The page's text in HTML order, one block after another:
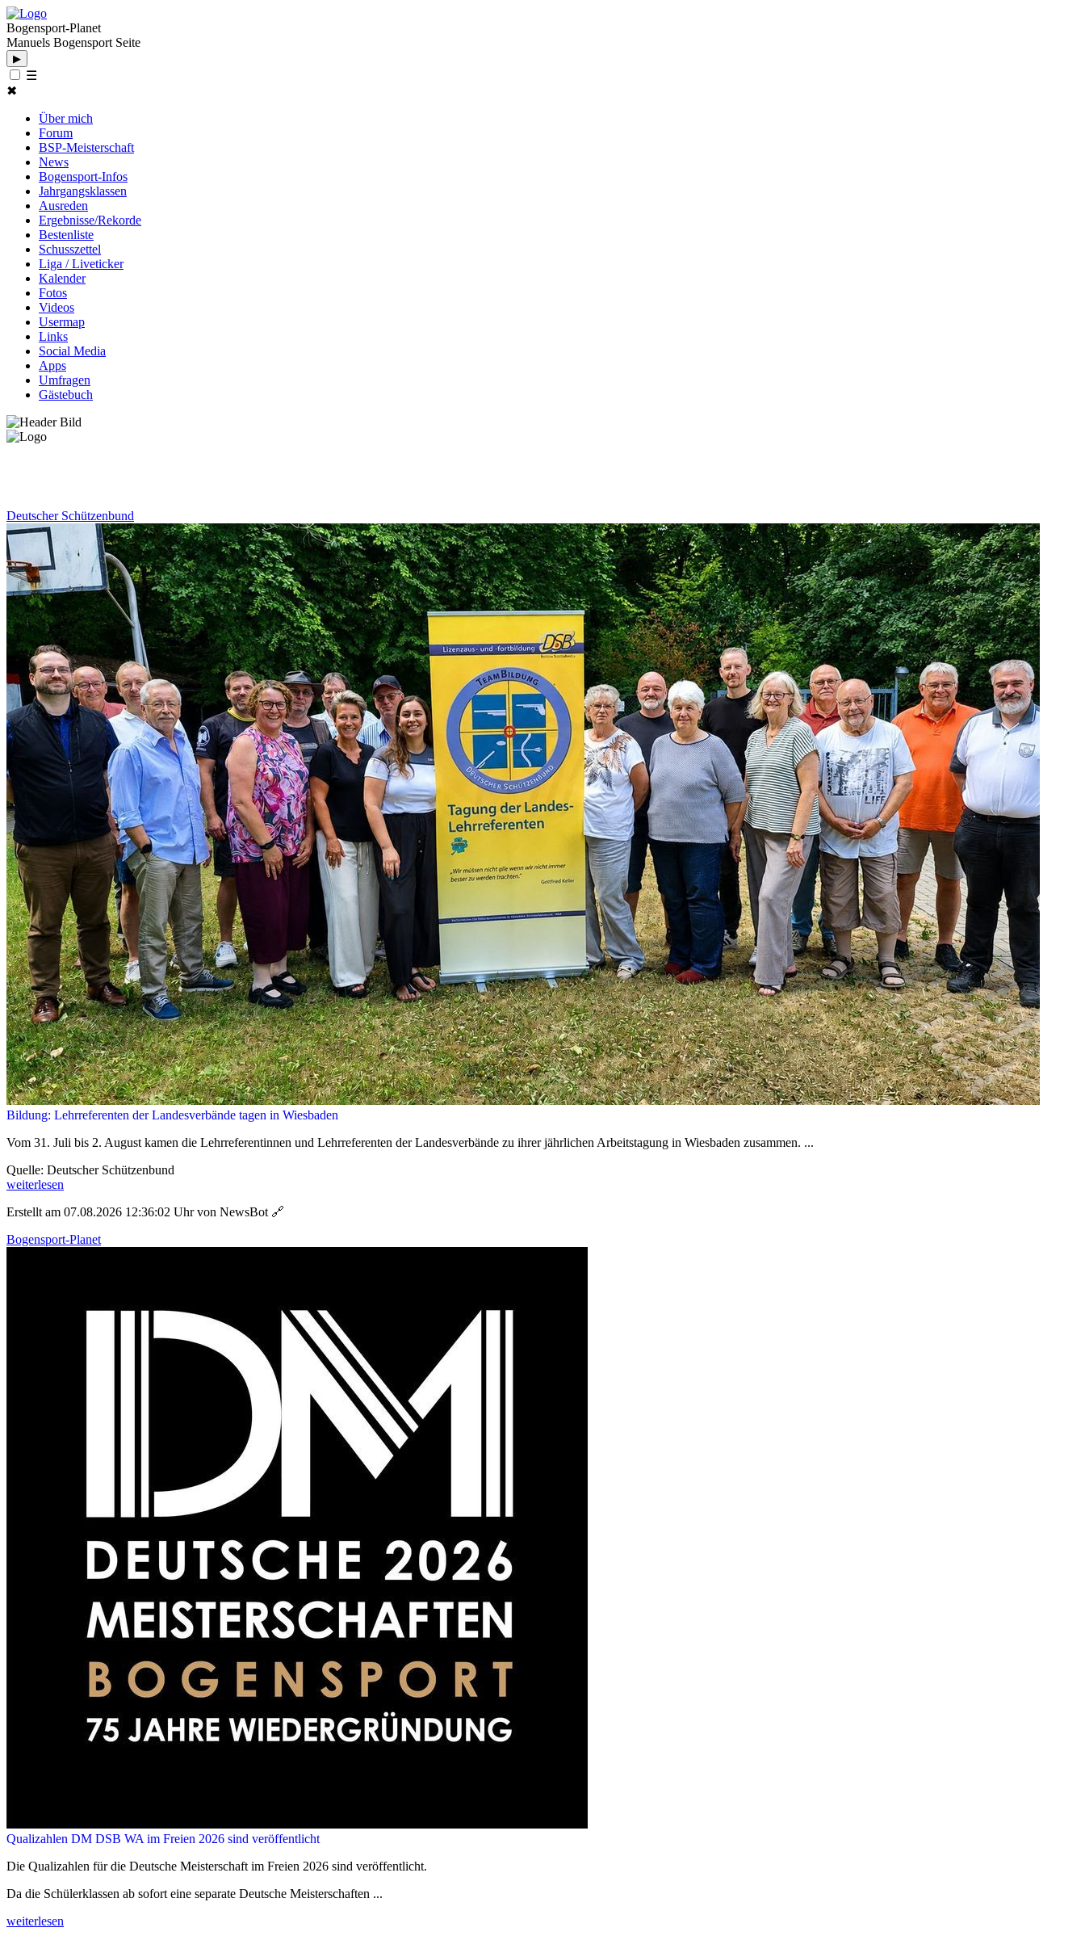
Bogensport-Planet
Manuels Bogensport Seite
▶
☰
✖
Über mich
Forum
BSP-Meisterschaft
News
Bogensport-Infos
Jahrgangsklassen
Ausreden
Ergebnisse/Rekorde
Bestenliste
Schusszettel
Liga / Liveticker
Kalender
Fotos
Videos
Usermap
Links
Social Media
Apps
Umfragen
Gästebuch
Deutscher Schützenbund
Bildung: Lehrreferenten der Landesverbände tagen in Wiesbaden
Vom 31. Juli bis 2. August kamen die Lehrreferentinnen und Lehrreferenten der Landesverbände zu ihrer jährlichen Arbeitstagung in Wiesbaden zusammen. ...
Quelle: Deutscher Schützenbund
weiterlesen
Erstellt am 07.08.2026 12:36:02 Uhr von NewsBot 🔗
Bogensport-Planet
Qualizahlen DM DSB WA im Freien 2026 sind veröffentlicht
Die Qualizahlen für die Deutsche Meisterschaft im Freien 2026 sind veröffentlicht.
Da die Schülerklassen ab sofort eine separate Deutsche Meisterschaften ...
weiterlesen